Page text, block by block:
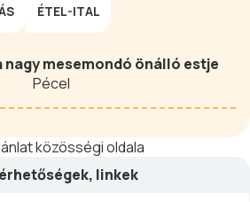
ÉTEL-ITAL
nagy mesemondó önálló estje
Pécel
közösségi oldala
linkek